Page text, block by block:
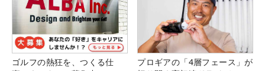
ゴルフの熱狂を、つくる仕
プロギアの「4層フェース」が